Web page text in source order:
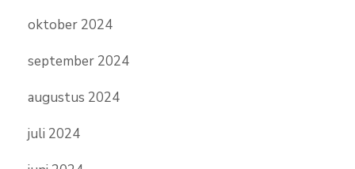
oktober 2024
september 2024
augustus 2024
juli 2024